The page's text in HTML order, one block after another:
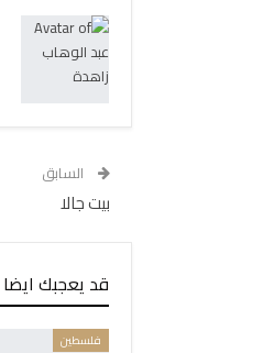
السابق
بيت جالا
قد يعجبك ايضا
فلسطين